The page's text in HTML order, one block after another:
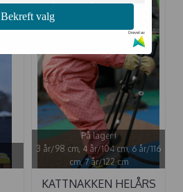
-20%
På lager i
3 år/98 cm, 4 år/104 cm, 6 år/116
cm, 7 år/122 cm
KATTNAKKEN HELÅRS
Bekreft valg
Drevet av